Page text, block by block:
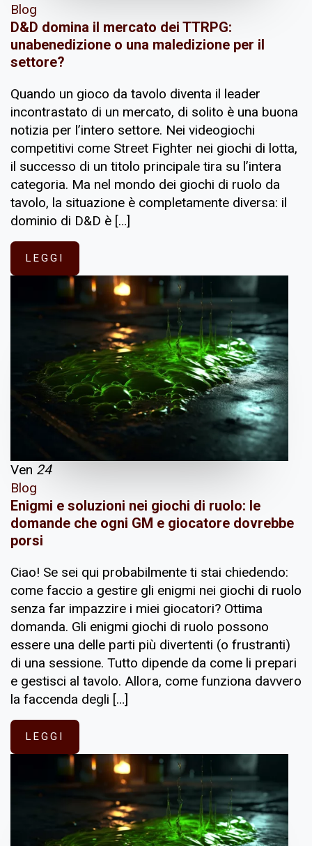
Blog
D&D domina il mercato dei TTRPG:
unabenedizione o una maledizione per il
settore?
Quando un gioco da tavolo diventa il leader
incontrastato di un mercato, di solito è una buona
notizia per l’intero settore. Nei videogiochi
competitivi come Street Fighter nei giochi di lotta,
il successo di un titolo principale tira su l’intera
categoria. Ma nel mondo dei giochi di ruolo da
tavolo, la situazione è completamente diversa: il
dominio di D&D è […]
LEGGI
Ven 24
Blog
Enigmi e soluzioni nei giochi di ruolo: le
domande che ogni GM e giocatore dovrebbe
porsi
Ciao! Se sei qui probabilmente ti stai chiedendo:
come faccio a gestire gli enigmi nei giochi di ruolo
senza far impazzire i miei giocatori? Ottima
domanda. Gli enigmi giochi di ruolo possono
essere una delle parti più divertenti (o frustranti)
di una sessione. Tutto dipende da come li prepari
e gestisci al tavolo. Allora, come funziona davvero
la faccenda degli […]
LEGGI